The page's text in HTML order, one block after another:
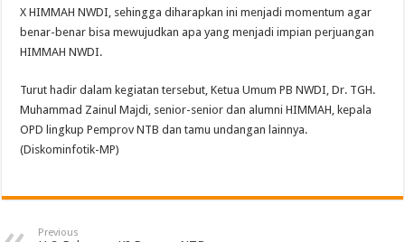
X HIMMAH NWDI, sehingga diharapkan ini menjadi momentum agar
benar-benar bisa mewujudkan apa yang menjadi impian perjuangan
HIMMAH NWDI.
Turut hadir dalam kegiatan tersebut, Ketua Umum PB NWDI, Dr. TGH.
Muhammad Zainul Majdi, senior-senior dan alumni HIMMAH, kepala
OPD lingkup Pemprov NTB dan tamu undangan lainnya.
(Diskominfotik-MP)
Previous